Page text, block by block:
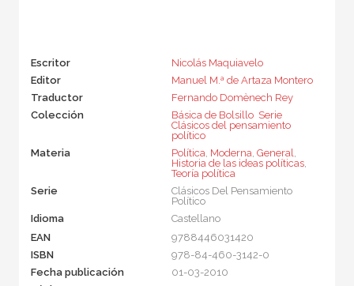
Escritor
Nicolás Maquiavelo
Editor
Manuel M.ª de Artaza Montero
Traductor
Fernando Domènech Rey
Colección
Básica de Bolsillo  Serie
Clásicos del pensamiento
político
Materia
Política Moderna General
Historia de las ideas políticas,
Teoría política
Serie
Clásicos Del Pensamiento
Político
Idioma
Castellano
EAN
9788446031420
ISBN
978-84-460-3142-0
Fecha publicación
01-03-2010